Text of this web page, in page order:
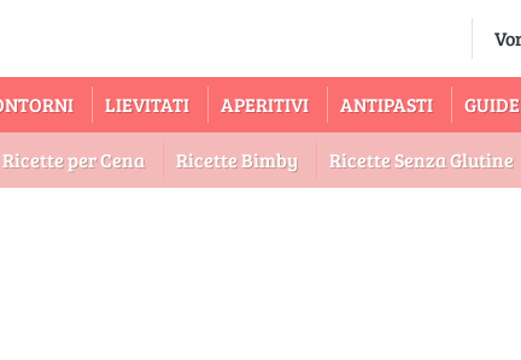
LIEVITATI APERITIVI ANTIPASTI GUIDE
Ricette per Cena Ricette Bimby Ricette Senza Glutine